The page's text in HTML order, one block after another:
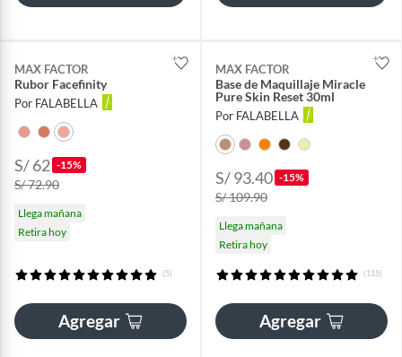
MAX FACTOR
Rubor Facefinity
Por FALABELLA
S/ 62 -15%
S/ 72.90
Llega mañana
Retira hoy
(5)
Agregar
MAX FACTOR
Base de Maquillaje Miracle
Pure Skin Reset 30ml
Por FALABELLA
S/ 93.40 -15%
S/ 109.90
Llega mañana
Retira hoy
(115)
Agregar